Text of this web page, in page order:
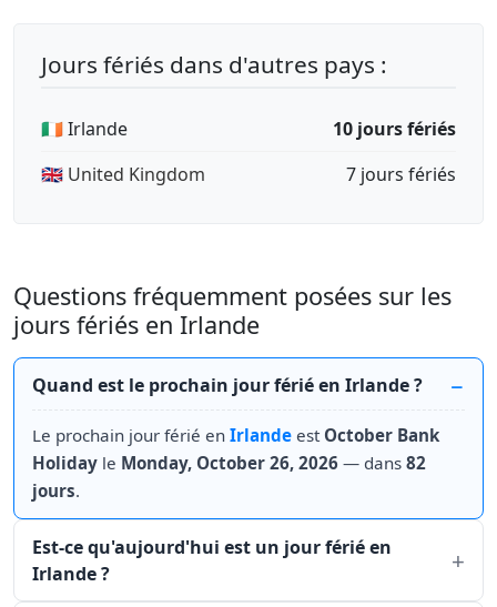
Jours fériés dans d'autres pays :
🇮🇪 Irlande
10 jours fériés
🇬🇧 United Kingdom
7 jours fériés
Questions fréquemment posées sur les
jours fériés en Irlande
Quand est le prochain jour férié en Irlande ?
Le prochain jour férié en Irlande est October Bank
Holiday le Monday, October 26, 2026 — dans 82
jours.
Est-ce qu'aujourd'hui est un jour férié en
Irlande ?